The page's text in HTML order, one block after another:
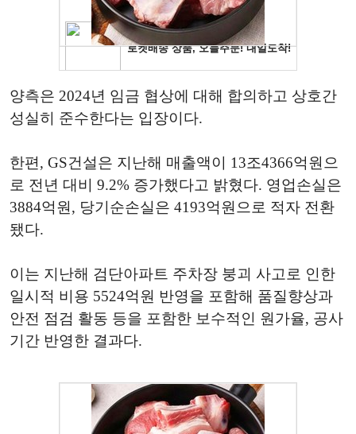
양측은 2024년 임금 협상에 대해 합의하고 상호간
성실히 준수한다는 입장이다.
한편, GS건설은 지난해 매출액이 13조4366억원으
로 전년 대비 9.2% 증가했다고 밝혔다. 영업손실은
3884억원, 당기순손실은 4193억원으로 적자 전환
됐다.
이는 지난해 검단아파트 주차장 붕괴 사고로 인한
일시적 비용 5524억원 반영을 포함해 품질향상과
안전 점검 활동 등을 포함한 보수적인 원가율, 공사
기간 반영한 결과다.